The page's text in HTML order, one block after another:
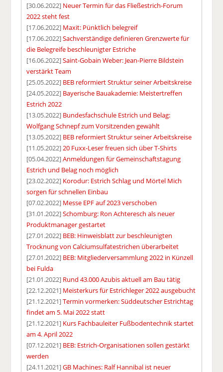
[30.06.2022] Neuer Termin für das Fließestrich-Forum
2022 steht fest
[17.06.2022] Maxit: Pünktlich belegreif
[17.06.2022]Sachverständige definieren Grenzwerte für
die Belegreife beschleunigter Estriche
[16.06.2022]Saint-Gobain Weber: Jean-Pierre Bildstein
verstärkt Team
[25.05.2022] BEB reformiert Struktur seiner Arbeitskreise
[24.05.2022] Bayerische Bauakademie: Meistertreffen
Estrich 2022
[13.05.2022] Bundesfachschule Estrich und Belag:
Wolfgang Schnepf zum Vorsitzenden gewählt
[13.05.2022] BEB reformiert Struktur seiner Arbeitskreise
[11.05.2022]20 Fuxx-Leser freuen sich über T-Shirts
[05.04.2022]Anmeldungen für Gemeinschaftstagung
Estrich und Belag noch möglich
[23.02.2022] Korodur: Estrich Schlag und Mörtel Mich
sorgen für schnellen Einbau
[07.02.2022] Messe EPF auf 2023 verschoben
[31.01.2022]Schomburg: Ron Achteresch als neuer
Produktmanager gestartet
[27.01.2022] BEB: Hinweisblatt zur beschleunigten
Trocknung von Calciumsulfatestrichen überarbeitet
[27.01.2022] BEB: Mitgliederversammlung 2022 in Künzell
bei Fulda
[21.01.2022] Rund 43.000 Azubis aktuell am Bau tätig
[22.12.2021] Meisterkurs für Estrichleger 2022 ausgebucht
[21.12.2021]Termin vormerken: Süddeutscher Estrichtag
findet am 5. Mai 2022 statt
[21.12.2021] Kurs Fachbauleiter Fußbodentechnik startet
am 4. April 2022
[07.12.2021] BEB: Estrich-Organisationen sollen gestärkt
werden
[24.11.2021]GB Machines: Ralf Hannibal ist neuer